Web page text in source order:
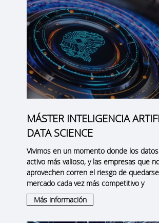
MÁSTER INTELIGENCIA
DATA SCIENCE
Vivimos en un momento donde los
activo más valioso, y las empresas que
aprovechen corren el riesgo de
mercado cada vez más competitivo y
Más información